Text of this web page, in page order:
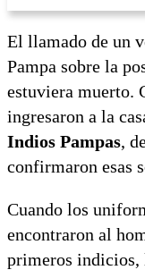
El llamado de un
Pampa sobre la
estuviera muerto.
ingresaron a la
Indios Pampas,
confirmaron esas
Cuando los
encontraron al
primeros indicios,